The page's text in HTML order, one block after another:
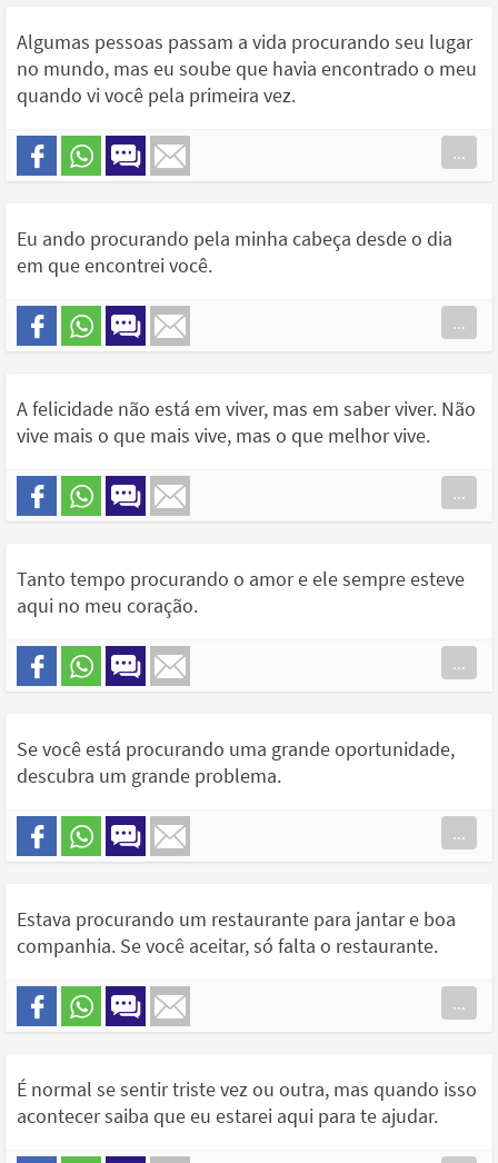
Algumas pessoas passam a vida procurando seu lugar
no mundo, mas eu soube que havia encontrado o meu
quando vi você pela primeira vez.
...
Eu ando procurando pela minha cabeça desde o dia
em que encontrei você.
...
A felicidade não está em viver, mas em saber viver. Não
vive mais o que mais vive, mas o que melhor vive.
...
Tanto tempo procurando o amor e ele sempre esteve
aqui no meu coração.
...
Se você está procurando uma grande oportunidade,
descubra um grande problema.
...
Estava procurando um restaurante para jantar e boa
companhia. Se você aceitar, só falta o restaurante.
...
É normal se sentir triste vez ou outra, mas quando isso
acontecer saiba que eu estarei aqui para te ajudar.